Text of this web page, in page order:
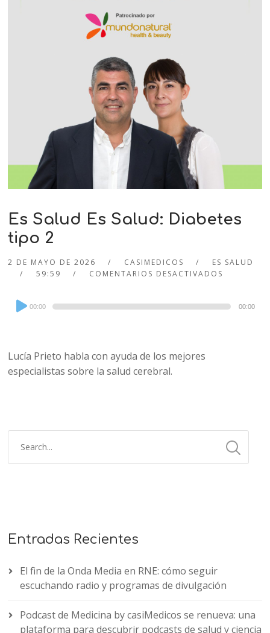
Es Salud Es Salud: Diabetes
tipo 2
2 DE MAYO DE 2026 CASIMEDICOS
ES SALUD
59:59
COMENTARIOS DESACTIVADOS
Audio
Player
00:00 00:00
Lucía Prieto habla con ayuda de los mejores
especialistas sobre la salud cerebral.
Entradas Recientes
El fin de la Onda Media en RNE: cómo seguir
escuchando radio y programas de divulgación
Podcast de Medicina by casiMedicos se renueva: una
plataforma para descubrir podcasts de salud y ciencia